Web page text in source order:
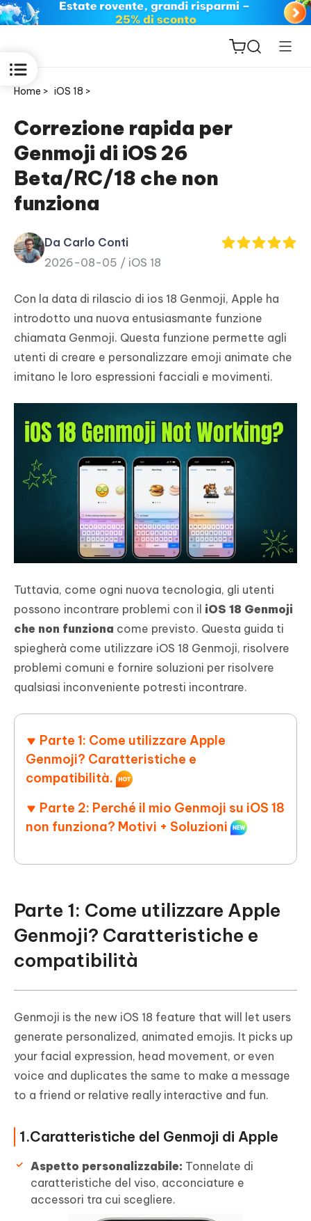
ReiBoot
for iOS
PDF
Editor
New
iAnyGo
Home > iOS 18 >
Correzione rapida per
Genmoji di iOS 26
Beta/RC/18 che non
funziona
Da Carlo Conti
2026-08-05 / iOS 18
Con la data di rilascio di ios 18 Genmoji, Apple ha
introdotto una nuova entusiasmante funzione
chiamata Genmoji. Questa funzione permette agli
utenti di creare e personalizzare emoji animate che
imitano le loro espressioni facciali e movimenti.
Tuttavia, come ogni nuova tecnologia, gli utenti
possono incontrare problemi con il iOS 18 Genmoji
che non funziona come previsto. Questa guida ti
spiegherà come utilizzare iOS 18 Genmoji, risolvere
problemi comuni e fornire soluzioni per risolvere
qualsiasi inconveniente potresti incontrare.
Parte 1: Come utilizzare Apple
Genmoji? Caratteristiche e
compatibilità.
Parte 2: Perché il mio Genmoji su iOS 18
non funziona? Motivi + Soluzioni
Parte 1: Come utilizzare Apple
Genmoji? Caratteristiche e
compatibilità
Genmoji is the new iOS 18 feature that will let users
generate personalized, animated emojis. It picks up
your facial expression, head movement, or even
voice and duplicates the same to make a message
to a friend or relative really interactive and fun.
1.Caratteristiche del Genmoji di Apple
Aspetto personalizzabile: Tonnelate di
caratteristiche del viso, acconciature e
accessori tra cui scegliere.